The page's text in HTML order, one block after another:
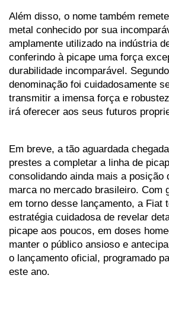
Além disso, o nome também
metal conhecido por sua
amplamente utilizado na indústria
conferindo à picape uma força
durabilidade incomparável.
denominação foi cuidadosamente
transmitir a imensa força e
irá oferecer aos seus futuros
Em breve, a tão aguardada
prestes a completar a linha de
consolidando ainda mais a posição
marca no mercado brasileiro. Com
em torno desse lançamento, a Fiat
estratégia cuidadosa de revelar
picape aos poucos, em doses
manter o público ansioso e
o lançamento oficial, programado
este ano.